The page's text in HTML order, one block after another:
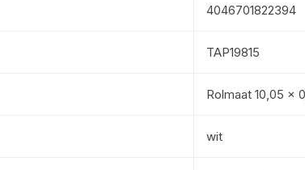
4046701822394
TAP19815
Rolmaat 10,05 x
wit